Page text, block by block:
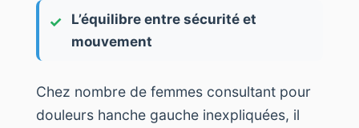
L’équilibre entre sécurité et
mouvement
Chez nombre de femmes consultant pour
douleurs hanche gauche inexpliquées, il